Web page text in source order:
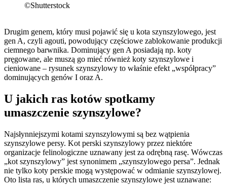
©Shutterstock
Drugim genem, który musi pojawić się u kota szynszylowego, jest
gen A, czyli agouti, powodujący częściowe zablokowanie produkcji
ciemnego barwnika. Dominujący gen A posiadają np. koty
pręgowane, ale muszą go mieć również koty szynszylowe i
cieniowane – rysunek szynszylowy to właśnie efekt „współpracy”
dominujących genów I oraz A.
U jakich ras kotów spotkamy
umaszczenie szynszylowe?
Najsłynniejszymi kotami szynszylowymi są bez wątpienia
szynszylowe persy. Kot perski szynszylowy przez niektóre
organizacje felinologiczne uznawany jest za odrębną rasę. Wówczas
„kot szynszylowy” jest synonimem „szynszylowego persa”. Jednak
nie tylko koty perskie mogą występować w odmianie szynszylowej.
Oto lista ras, u których umaszczenie szynszylowe jest uznawane: